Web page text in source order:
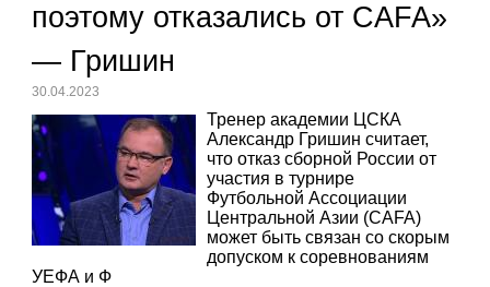
поэтому отказались от CAFA»
— Гришин
30.04.2023
Тренер академии ЦСКА
Александр Гришин считает,
что отказ сборной России от
участия в турнире
Футбольной Ассоциации
Центральной Азии (CAFA)
может быть связан со скорым
допуском к соревнованиям
УЕФА и Ф